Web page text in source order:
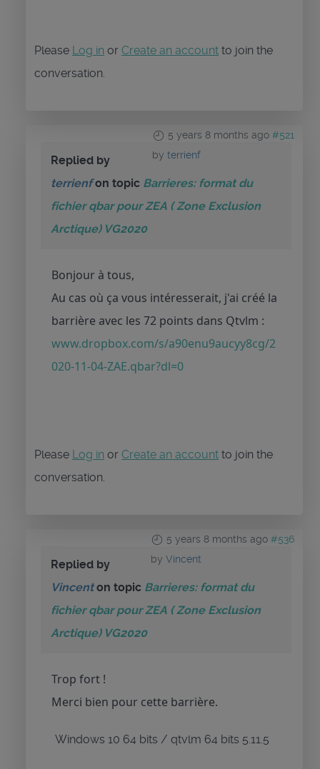
Please Log in or Create an account to join the
conversation.
5 years 8 months ago #521
by terrienf
Replied by
terrienfon topic Barrieres: format du
fichier qbar pour ZEA ( Zone Exclusion
Arctique) VG2020
Bonjour à tous,
Au cas où ça vous intéresserait, j'ai créé la
barrière avec les 72 points dans Qtvlm :
www.dropbox.com/s/a90enu9aucyy8cg/2
020-11-04-ZAE.qbar?dl=0
Please Log in or Create an account to join the
conversation.
5 years 8 months ago #536
by Vincent
Replied by
Vincenton topic Barrieres: format du
fichier qbar pour ZEA ( Zone Exclusion
Arctique) VG2020
Trop fort !
Merci bien pour cette barrière.
Windows 10 64 bits / qtvlm 64 bits 5.11.5